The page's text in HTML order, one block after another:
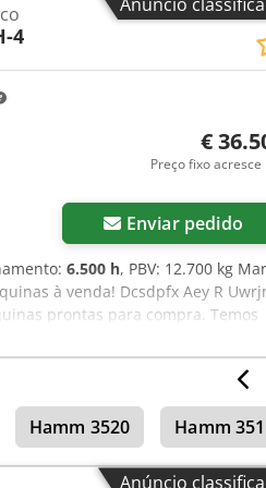
enviaremos prontamente.
e russo. Dcsdpfx Amjzblcrj
4
€
Preço fixo acresce
Enviar pedido
6.500 h, PBV: 12.700 kg
à venda! Dcsdpfx Aey R
prontas para compra. Temos
nos ligar ou enviar um e-mail a
e verificadas quanto à
Estamos disponíveis
a nossa ampla gama de
Hamm 3520 Hamm
Anúncio